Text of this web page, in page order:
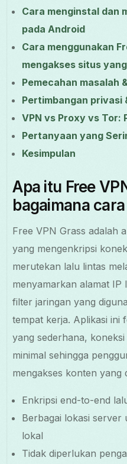
Cara menginstal dan
pada Android
Cara menggunakan
mengakses situs
Pemecahan masalah
Pertimbangan privasi
VPN vs Proxy vs Tor:
Pertanyaan yang
Kesimpulan
Apa itu Free
bagaimana
Free VPN Grass adalah
yang mengenkripsi
merutekan lalu lintas
menyamarkan alamat IP
filter jaringan yang
tempat kerja. Aplikasi ini
yang sederhana,
minimal sehingga
mengakses konten yang
Enkripsi end-to-end
Berbagai lokasi server
lokal
Tidak diperlukan